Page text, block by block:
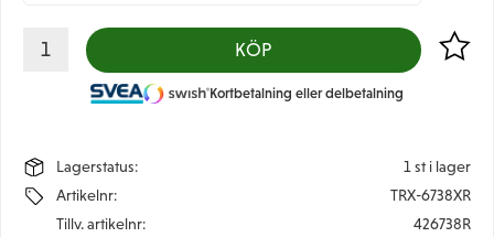
KÖP Lägg
Kortbetalning eller delbetalning
Lagerstatus
1 st i lager
Artikelnr
TRX-6738XR
Tillv. artikelnr
426738R